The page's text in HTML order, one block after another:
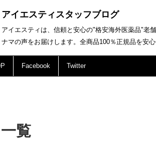
アイエスティスタッフブログ
アイエスティは、信頼と安心の"格安海外医薬品"老
ナマの声をお届けします。全商品100％正規品を安心
Facebook Twitter
覧